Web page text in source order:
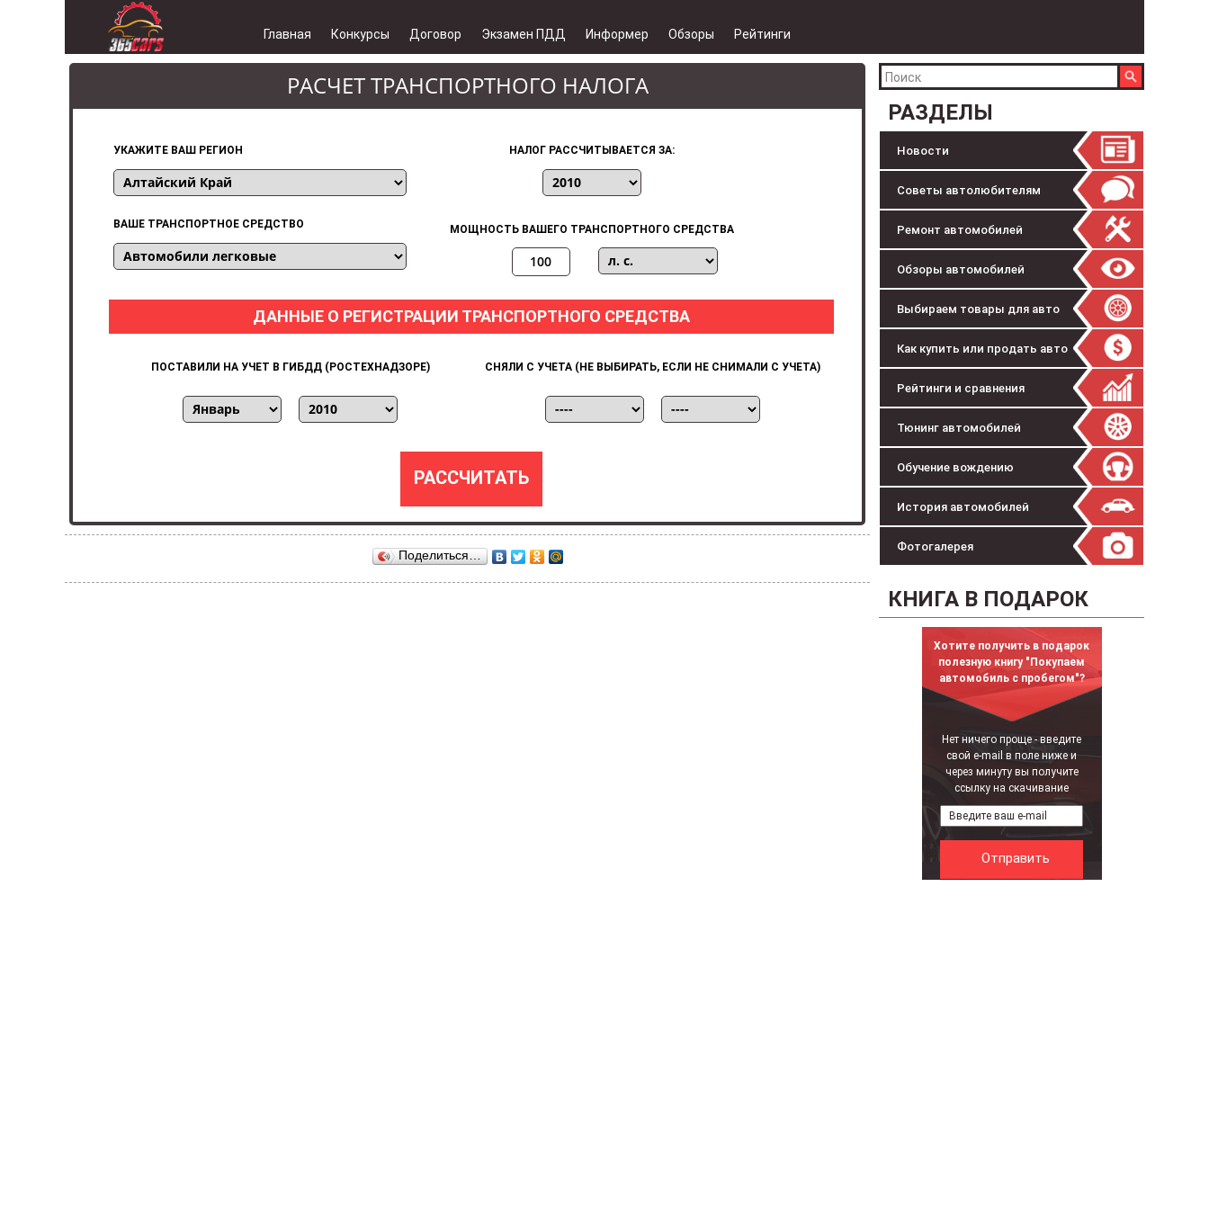
Главная Конкурсы Договор Экзамен ПДД Информер Обзоры Рейтинги
РАЗДЕЛЫ
Новости
Советы автолюбителям
Ремонт автомобилей
Обзоры автомобилей
Выбираем товары для авто
Как купить или продать авто
Рейтинги и сравнения
Тюнинг автомобилей
Обучение вождению
История автомобилей
Фотогалерея
КНИГА В ПОДАРОК
Хотите получить в подарок
полезную книгу "Покупаем
автомобиль с пробегом"?
Нет ничего проще - введите
свой e-mail в поле ниже и
через минуту вы получите
ссылку на скачивание
РАСЧЕТ ТРАНСПОРТНОГО НАЛОГА
УКАЖИТЕ ВАШ РЕГИОН
ВАШЕ ТРАНСПОРТНОЕ СРЕДСТВО
НАЛОГ РАССЧИТЫВАЕТСЯ ЗА:
МОЩНОСТЬ ВАШЕГО ТРАНСПОРТНОГО СРЕДСТВА
ДАННЫЕ О РЕГИСТРАЦИИ ТРАНСПОРТНОГО СРЕДСТВА
ПОСТАВИЛИ НА УЧЕТ В ГИБДД (РОСТЕХНАДЗОРЕ) СНЯЛИ С УЧЕТА (НЕ ВЫБИРАТЬ, ЕСЛИ НЕ СНИМАЛИ С УЧЕТА)
Поделиться…